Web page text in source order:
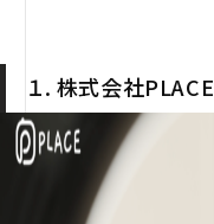
１. 株式会社PLACE